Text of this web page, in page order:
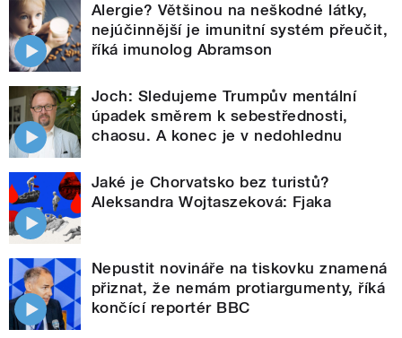
Alergie? Většinou na neškodné látky,
nejúčinnější je imunitní systém přeučit,
říká imunolog Abramson
Joch: Sledujeme Trumpův mentální
úpadek směrem k sebestřednosti,
chaosu. A konec je v nedohlednu
Jaké je Chorvatsko bez turistů?
Aleksandra Wojtaszeková: Fjaka
Nepustit novináře na tiskovku znamená
přiznat, že nemám protiargumenty, říká
končící reportér BBC